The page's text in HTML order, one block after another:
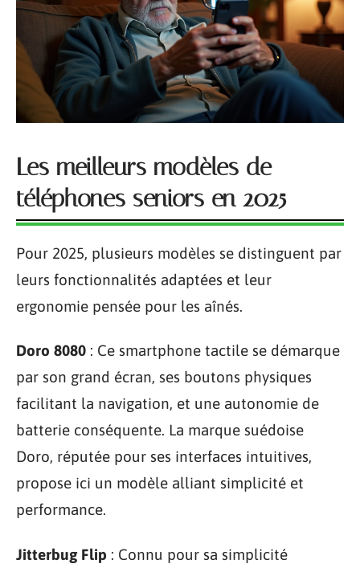
Les meilleurs modèles de
téléphones seniors en 2025
Pour 2025, plusieurs modèles se distinguent par
leurs fonctionnalités adaptées et leur
ergonomie pensée pour les aînés.
Doro 8080 : Ce smartphone tactile se démarque
par son grand écran, ses boutons physiques
facilitant la navigation, et une autonomie de
batterie conséquente. La marque suédoise
Doro, réputée pour ses interfaces intuitives,
propose ici un modèle alliant simplicité et
performance.
Jitterbug Flip : Connu pour sa simplicité